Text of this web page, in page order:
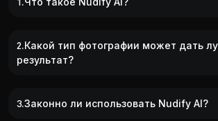
2.Какой тип фотографии может дать
результат?
3.Законно ли использовать Nudify AI?